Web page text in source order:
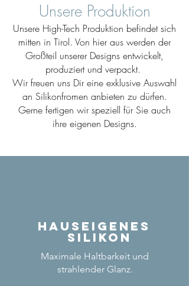
Unsere Produktion
Unsere High-Tech Produktion befindet sich
mitten in Tirol. Von hier aus werden der
Großteil unserer Designs entwickelt,
produziert und verpackt.
Wir freuen uns Dir eine exklusive Auswahl
an Silikonfromen anbieten zu dürfen.
Gerne fertigen wir speziell für Sie auch
ihre eigenen Designs.
Hauseigenes
Silikon
Maximale Haltbarkeit und
strahlender Glanz.